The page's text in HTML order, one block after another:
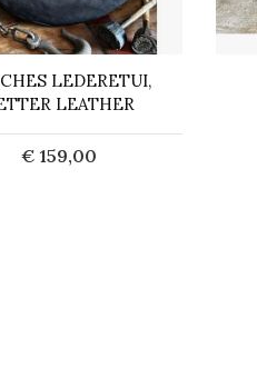
LEDERETUI,
LEATHER
€ 159,00